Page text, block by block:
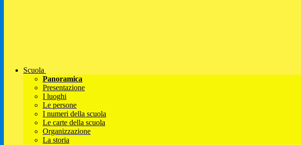
Scuola
Panoramica
Presentazione
I luoghi
Le persone
I numeri della scuola
Le carte della scuola
Organizzazione
La storia